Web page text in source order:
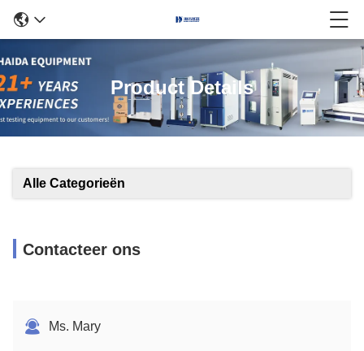
Product Details
Alle Categorieën
Contacteer ons
Ms. Mary